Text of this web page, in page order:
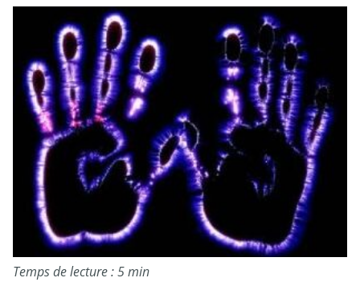
Temps de lecture : 5 min